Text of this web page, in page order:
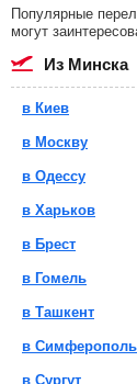
Популярные
могут
из Минска
в Киев
в Москву
в Одессу
в Харьков
в Брест
в Гомель
в Ташкент
в
в Сургут